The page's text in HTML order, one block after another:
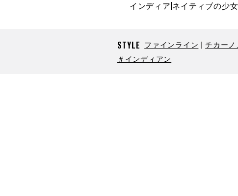
インディア|ネイティブの少
STYLE ファインライン チカー
＃インディアン